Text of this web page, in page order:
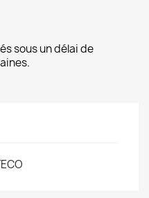
sous un délai de